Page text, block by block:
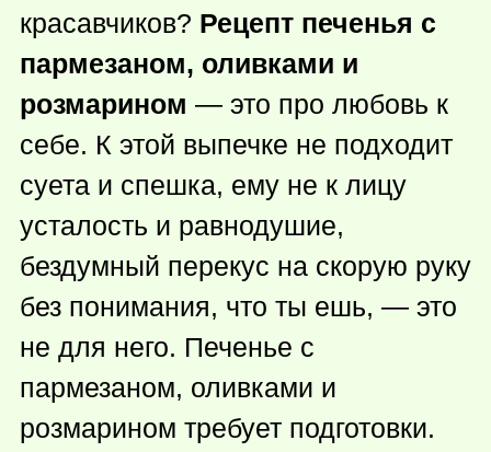
красавчиков? Рецепт печенья с
пармезаном, оливками и
розмарином — это про любовь к
себе. К этой выпечке не подходит
суета и спешка, ему не к лицу
усталость и равнодушие,
бездумный перекус на скорую руку
без понимания, что ты ешь, — это
не для него. Печенье с
пармезаном, оливками и
розмарином требует подготовки.